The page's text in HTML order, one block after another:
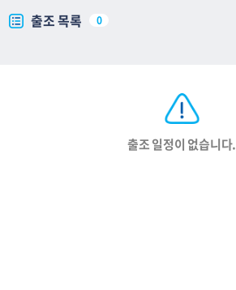
출조 목록 0
출조 일정이 없습니다.